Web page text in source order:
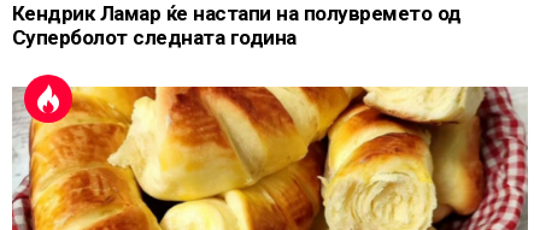
Кендрик Ламар ќе настапи на полувремето од
Суперболот следната година